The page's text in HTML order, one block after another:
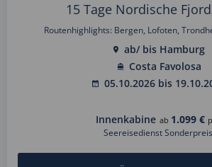
15 Tage Nordische
Routenhighlights: Bergen, Lofoten,
ab/ bis Hamburg
Costa Favolosa
05.10.2026 bis
Innenkabine ab 1.099 €
Seereisedienst